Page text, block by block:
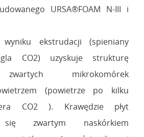
URSA®FOAM N-III i
ekstrudacji (spieniany
CO2) uzyskuje strukturę
mikrokomórek
(powietrze po kilku
CO2 ). Krawędzie płyt
się zwartym naskórkiem